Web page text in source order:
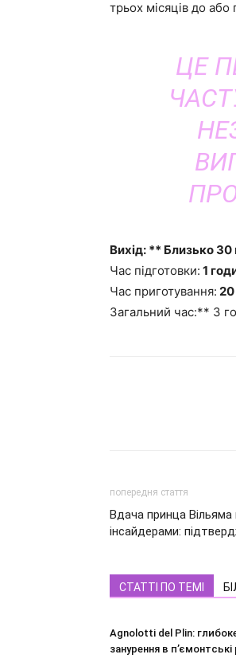
трьох місяців до або
ЦЕ
Вихід: ** Близько
Час підготовки: 1
Час приготування: 20
Загальний час:** 3
попередня стаття
Вдача принца
інсайдерами:
СТАТТІ ПО ТЕМІ
Agnolotti del Plin:
занурення в п’ємонтські